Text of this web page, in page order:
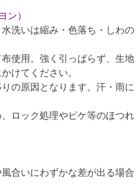
ン）
洗いは縮み・色落ち・しわの
使用。強く引っぱらず、生地
けてください。
の原因となります。汗・雨に
ロック処理やピケ等のほつれ
合いにわずかな差が出る場合